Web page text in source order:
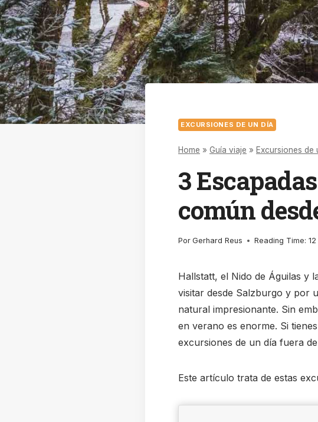
EXCURSIONES DE UN DÍA
Home » Guía viaje » Excursiones de
3
común
Por Gerhard Reus Reading Time:
Hallstatt, el Nido de Águilas y
visitar desde Salzburgo y por
natural impresionante. Sin
en verano es enorme. Si
excursiones de un día fuera
Este artículo trata de estas